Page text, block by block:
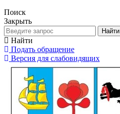
Поиск
Закрыть
Найти
Найти
Подать обращение
Версия для слабовидящих